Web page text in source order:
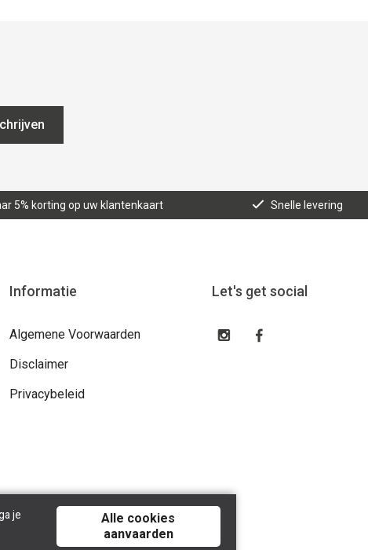
5% korting op uw klantenkaart Snelle levering
Informatie
Algemene Voorwaarden
Disclaimer
Privacybeleid
Let's get social
je
Alle cookies
aanvaarden